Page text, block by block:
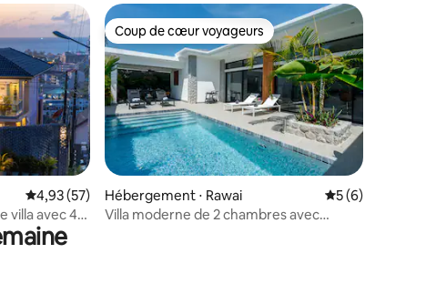
: 4,95 sur 5
Évaluation moyenne sur la base de 57 commentaires : 4,93 sur 5
4,93 (57)
villa avec 4
piscine à
Coup de cœur voyageurs
Coup de cœur voyageurs
Hébergement ⋅ Rawai Évaluation
5 (6)
Villa moderne de 2 chambres avec